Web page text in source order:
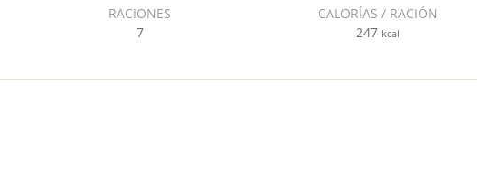
RACIONES
7
CALORÍAS / RACIÓN
247 kcal